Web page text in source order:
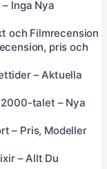
Inga Nya
och Filmrecension
pris och
– Aktuella
talet – Nya
– Pris, Modeller
– Allt Du